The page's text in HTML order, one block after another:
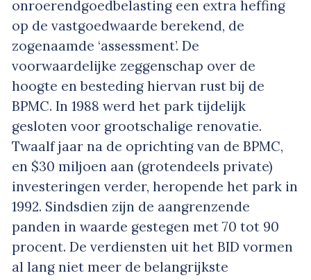
onroerendgoedbelasting een extra heffing
op de vastgoedwaarde berekend, de
zogenaamde ‘assessment’. De
voorwaardelijke zeggenschap over de
hoogte en besteding hiervan rust bij de
BPMC. In 1988 werd het park tijdelijk
gesloten voor grootschalige renovatie.
Twaalf jaar na de oprichting van de BPMC,
en $30 miljoen aan (grotendeels private)
investeringen verder, heropende het park in
1992. Sindsdien zijn de aangrenzende
panden in waarde gestegen met 70 tot 90
procent. De verdiensten uit het BID vormen
al lang niet meer de belangrijkste